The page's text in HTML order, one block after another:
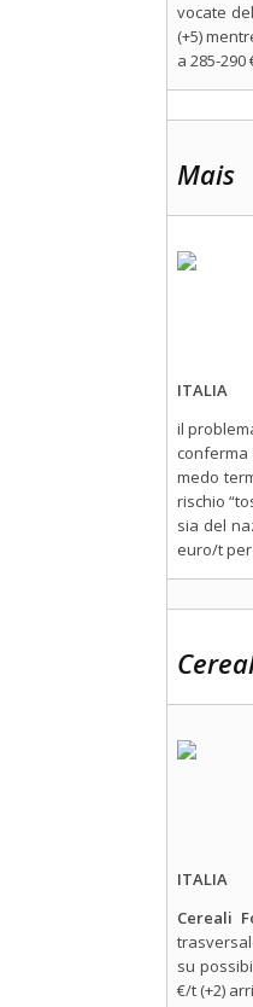
vocate
(+5)
a 285-
Mais
ITALIA
il
conferma
medo
rischio
sia del
euro/t
ITALIA
Cereali
su
€/t (+2)